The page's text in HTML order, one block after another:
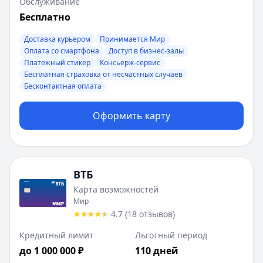
Бесплатно
Доставка курьером
Принимается Мир
Оплата со смартфона
Доступ в бизнес-залы
Платежный стикер
Консьерж-сервис
Бесплатная страховка от несчастных случаев
Бесконтактная оплата
Оформить карту
ВТБ
Карта возможностей
Мир
4.7 (18 отзывов)
Кредитный лимит
до 1 000 000 ₽
Льготный период
110 дней